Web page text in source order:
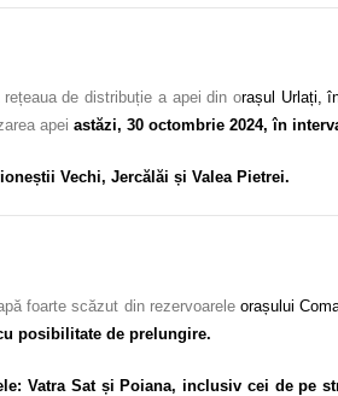
de distribuție a apei din orașul Urlați,
apei astăzi, 30 octombrie 2024, în
Vechi, Jercălăi și Valea Pietrei.
foarte scăzut din rezervoareleorașului
posibilitate de prelungire.
Vatra Sat și Poiana, inclusiv cei de pe